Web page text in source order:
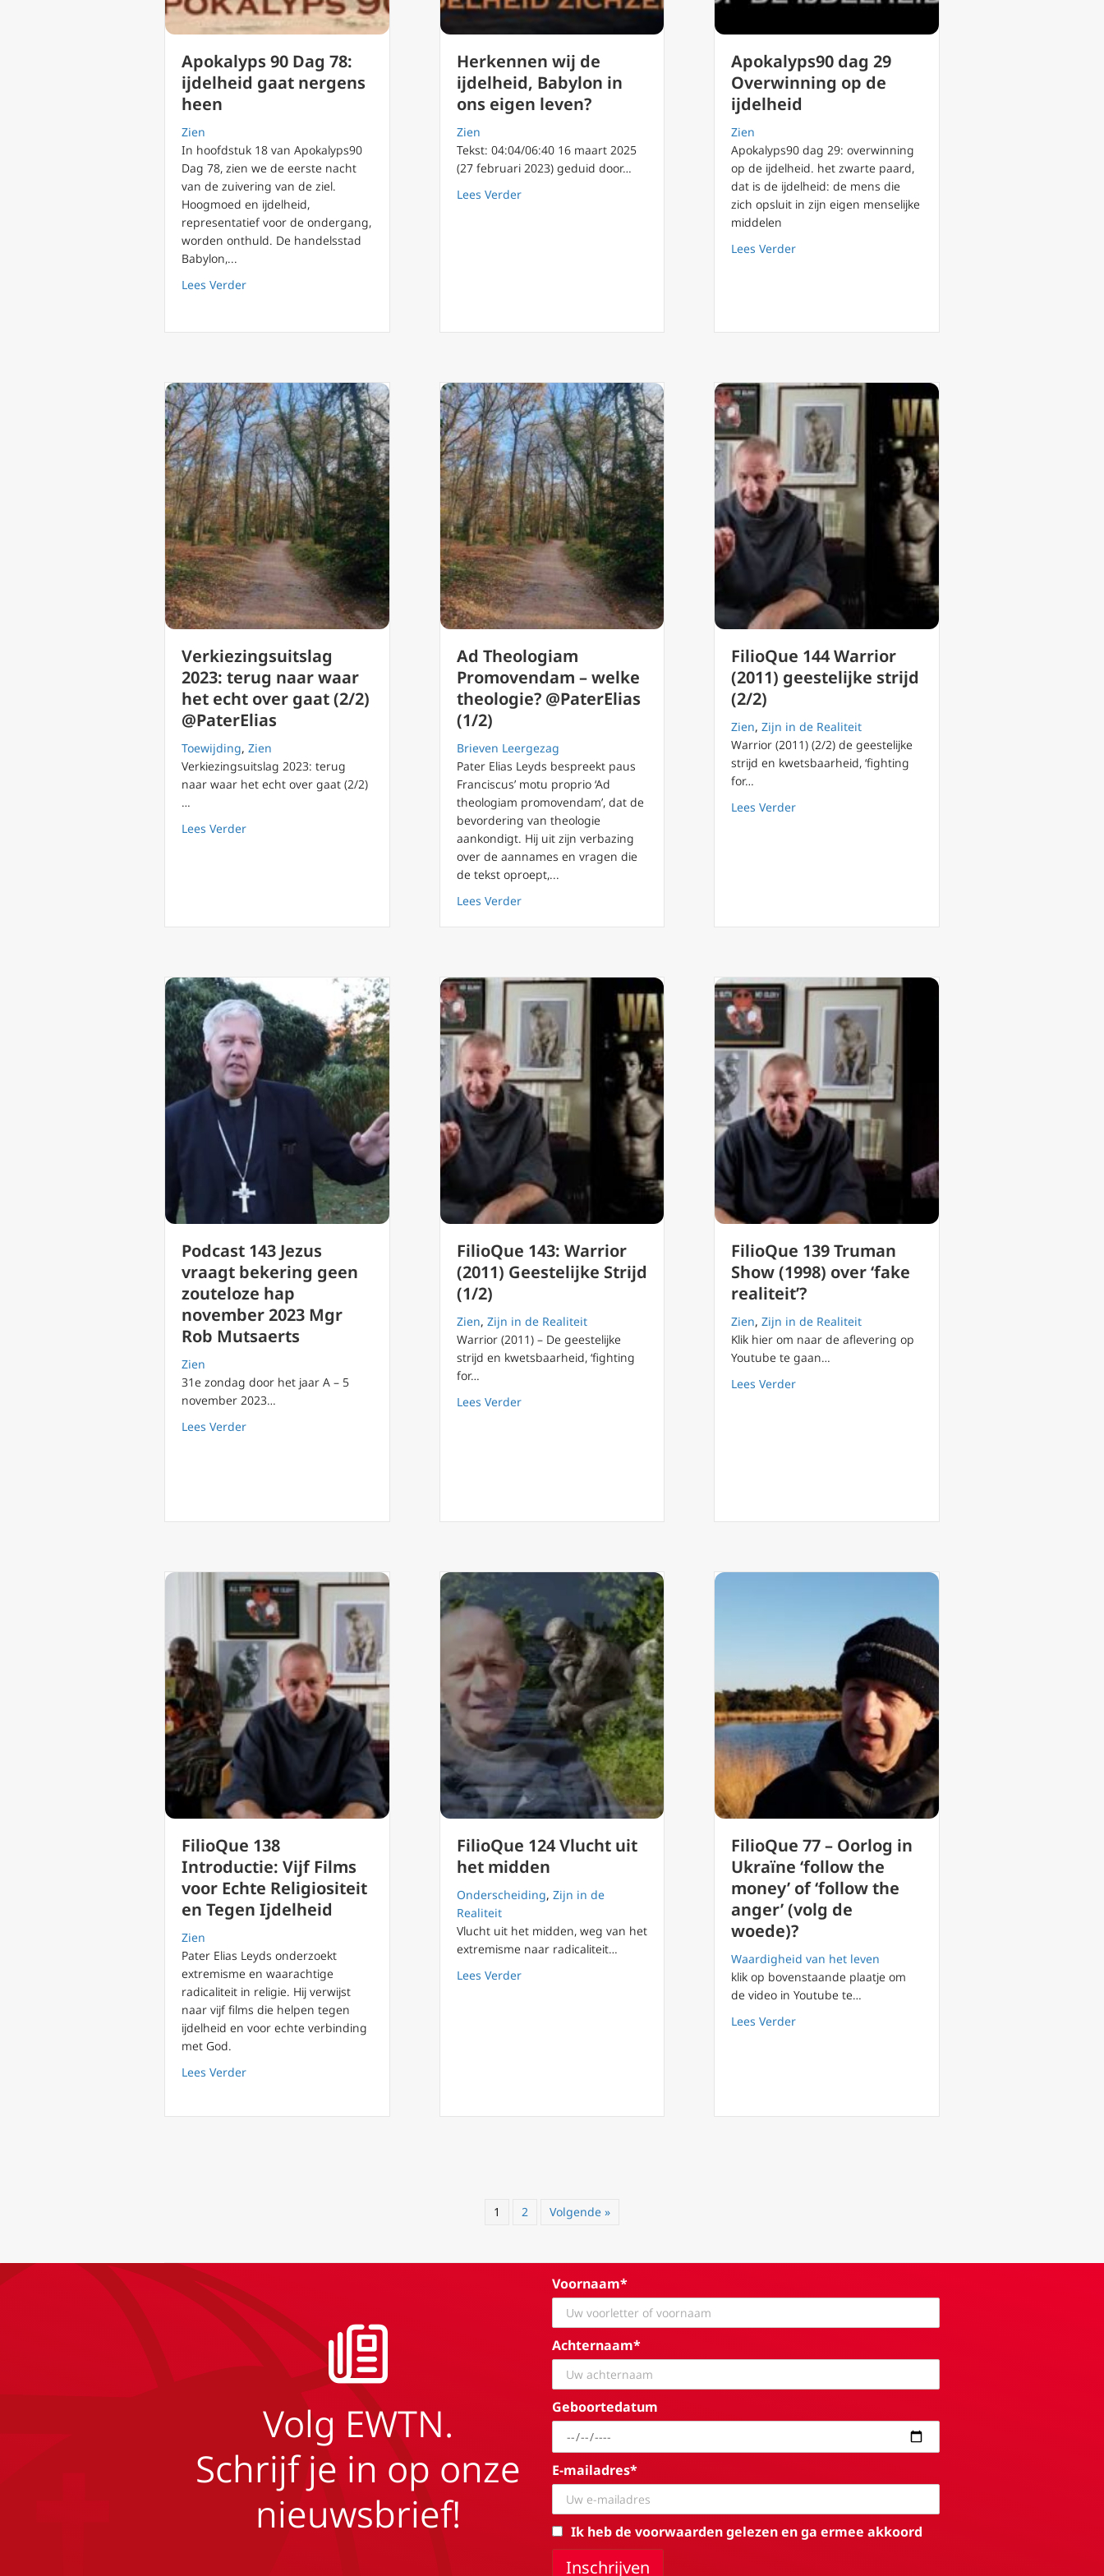
Apokalyps 90 Dag 78:
ijdelheid gaat nergens
heen
Zien
In hoofdstuk 18 van Apokalyps90
Dag 78, zien we de eerste nacht
van de zuivering van de ziel.
Hoogmoed en ijdelheid,
representatief voor de ondergang,
worden onthuld. De handelsstad
Babylon,...
Lees Verderabout Apokalyps 90 Dag 78: ijdelheid gaat nergens heen
Herkennen wij de
ijdelheid, Babylon in
ons eigen leven?
Zien
Tekst: 04:04/06:40 16 maart 2025
(27 februari 2023) geduid door…
Lees Verderabout Herkennen wij de ijdelheid, Babylon in ons eigen leven?
Apokalyps90 dag 29
Overwinning op de
ijdelheid
Zien
Apokalyps90 dag 29: overwinning
op de ijdelheid. het zwarte paard,
dat is de ijdelheid: de mens die
zich opsluit in zijn eigen menselijke
middelen
Lees Verderabout Apokalyps90 dag 29 Overwinning op de ijdelheid
Verkiezingsuitslag
2023: terug naar waar
het echt over gaat (2/2)
@PaterElias
Toewijding, Zien
Verkiezingsuitslag 2023: terug
naar waar het echt over gaat (2/2)
…
Lees Verderabout Verkiezingsuitslag 2023: terug naar waar het echt over gaat (2/2) @PaterElias
Ad Theologiam
Promovendam – welke
theologie? @PaterElias
(1/2)
Brieven Leergezag
Pater Elias Leyds bespreekt paus
Franciscus’ motu proprio ‘Ad
theologiam promovendam’, dat de
bevordering van theologie
aankondigt. Hij uit zijn verbazing
over de aannames en vragen die
de tekst oproept,...
Lees Verderabout Ad Theologiam Promovendam – welke theologie? @PaterElias (1/2)
FilioQue 144 Warrior
(2011) geestelijke strijd
(2/2)
Zien,Zijn in de Realiteit
Warrior (2011) (2/2) de geestelijke
strijd en kwetsbaarheid, ‘fighting
for…
Lees Verderabout FilioQue 144 Warrior (2011) geestelijke strijd (2/2)
Podcast 143 Jezus
vraagt bekering geen
zouteloze hap
november 2023 Mgr
Rob Mutsaerts
Zien
31e zondag door het jaar A – 5
november 2023…
Lees Verderabout Podcast 143 Jezus vraagt bekering geen zouteloze hap november 2023 Mgr Rob Mutsaerts
FilioQue 143: Warrior
(2011) Geestelijke Strijd
(1/2)
Zien, Zijn in de Realiteit
Warrior (2011) – De geestelijke
strijd en kwetsbaarheid, ‘fighting
for…
Lees Verderabout FilioQue 143: Warrior (2011) Geestelijke Strijd (1/2)
FilioQue 139 Truman
Show (1998) over ‘fake
realiteit’?
Zien,Zijn in de Realiteit
Klik hier om naar de aflevering op
Youtube te gaan…
Lees Verderabout FilioQue 139 Truman Show (1998) over ‘fake
FilioQue 138
Introductie: Vijf Films
voor Echte Religiositeit
en Tegen Ijdelheid
Zien
Pater Elias Leyds onderzoekt
extremisme en waarachtige
radicaliteit in religie. Hij verwijst
naar vijf films die helpen tegen
ijdelheid en voor echte verbinding
met God.
Lees Verderabout FilioQue 138 Introductie: Vijf Films voor Echte Religiositeit en Tegen Ijdelheid
FilioQue 124 Vlucht uit
het midden
Onderscheiding, Zijn in de
Realiteit
Vlucht uit het midden, weg van het
extremisme naar radicaliteit…
Lees Verderabout FilioQue 124 Vlucht uit het midden
FilioQue 77 – Oorlog in
Ukraïne ‘follow the
money’ of ‘follow the
anger’ (volg de
woede)?
Waardigheid van het leven
klik op bovenstaande plaatje om
de video in Youtube te…
Lees Verderabout FilioQue 77 – Oorlog in Ukraïne ‘follow the
1 2 Volgende »
Volg EWTN.
Schrijf je in op onze
nieuwsbrief!
Voornaam*
Achternaam*
Geboortedatum
E-mailadres*
Ik heb de voorwaarden gelezen en ga ermee akkoord